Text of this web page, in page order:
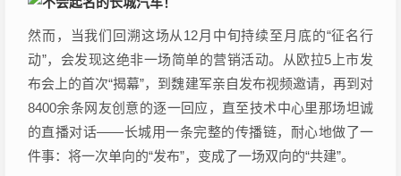
然而，当我们回溯这场从12月中旬持续至月底的“征名行
动”，会发现这绝非一场简单的营销活动。从欧拉5上市发
布会上的首次“揭幕”，到魏建军亲自发布视频邀请，再到对
8400余条网友创意的逐一回应，直至技术中心里那场坦诚
的直播对话——长城用一条完整的传播链，耐心地做了一
件事：将一次单向的“发布”，变成了一场双向的“共建”。